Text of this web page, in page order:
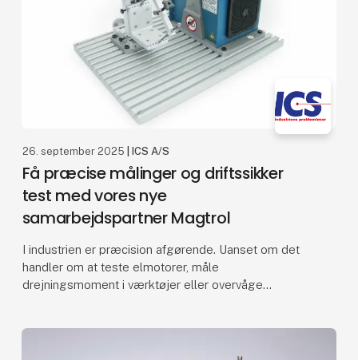
26. september 2025 | ICS A/S
Få præcise målinger og driftssikker
test med vores nye
samarbejdspartner Magtrol
I industrien er præcision afgørende. Uanset om det
handler om at teste elmotorer, måle
drejningsmoment i værktøjer eller overvåge